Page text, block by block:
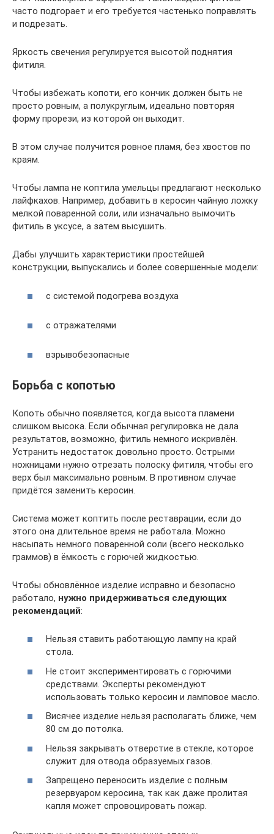
часто подгорает и его требуется частенько поправлять
и подрезать.
Яркость свечения регулируется высотой поднятия
фитиля.
Чтобы избежать копоти, его кончик должен быть не
просто ровным, а полукруглым, идеально повторяя
форму прорези, из которой он выходит.
В этом случае получится ровное пламя, без хвостов по
краям.
Чтобы лампа не коптила умельцы предлагают несколько
лайфкахов. Например, добавить в керосин чайную ложку
мелкой поваренной соли, или изначально вымочить
фитиль в уксусе, а затем высушить.
Дабы улучшить характеристики простейшей
конструкции, выпускались и более совершенные модели:
с системой подогрева воздуха
с отражателями
взрывобезопасные
Борьба с копотью
Копоть обычно появляется, когда высота пламени
слишком высока. Если обычная регулировка не дала
результатов, возможно, фитиль немного искривлён.
Устранить недостаток довольно просто. Острыми
ножницами нужно отрезать полоску фитиля, чтобы его
верх был максимально ровным. В противном случае
придётся заменить керосин.
Система может коптить после реставрации, если до
этого она длительное время не работала. Можно
насыпать немного поваренной соли (всего несколько
граммов) в ёмкость с горючей жидкостью.
Чтобы обновлённое изделие исправно и безопасно
работало, нужно придерживаться следующих
рекомендаций:
Нельзя ставить работающую лампу на край
стола.
Не стоит экспериментировать с горючими
средствами. Эксперты рекомендуют
использовать только керосин и ламповое масло.
Висячее изделие нельзя располагать ближе, чем
80 см до потолка.
Нельзя закрывать отверстие в стекле, которое
служит для отвода образуемых газов.
Запрещено переносить изделие с полным
резервуаром керосина, так как даже пролитая
капля может спровоцировать пожар.